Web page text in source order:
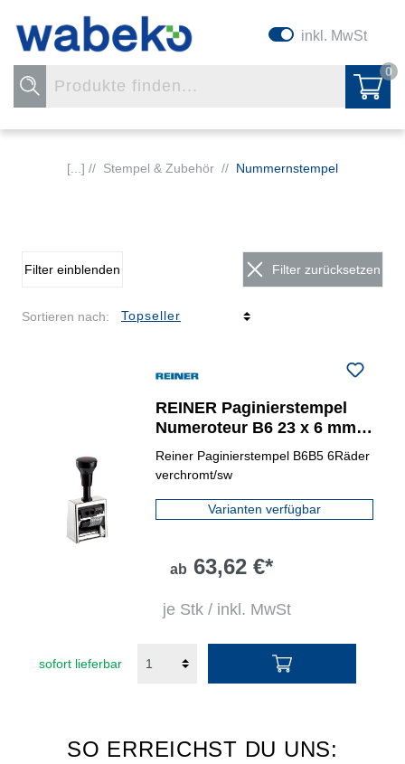
inkl. MwSt
0
[...] // Stempel & Zubehör // Nummernstempel
Filter einblenden Filter zurücksetzen
Sortieren nach:
REINER Paginierstempel
Numeroteur B6 23 x 6 mm
(B x H)
Reiner Paginierstempel B6B5 6Räder
verchromt/sw
Varianten verfügbar
ab 63,62 €*
je Stk / inkl. MwSt
sofort lieferbar
SO ERREICHST DU UNS: